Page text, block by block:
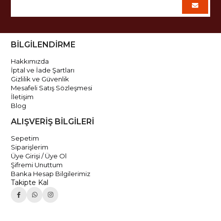
BİLGİLENDİRME
Hakkımızda
İptal ve İade Şartları
Gizlilik ve Güvenlik
Mesafeli Satış Sözleşmesi
İletişim
Blog
ALIŞVERİŞ BİLGİLERİ
Sepetim
Siparişlerim
Üye Girişi / Üye Ol
Şifremi Unuttum
Banka Hesap Bilgilerimiz
Takipte Kal